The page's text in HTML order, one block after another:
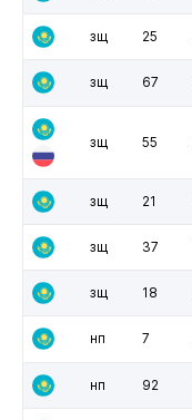
зщ 25
зщ 67
зщ 55
зщ 21
зщ 37
зщ 18
нп 7
нп 92